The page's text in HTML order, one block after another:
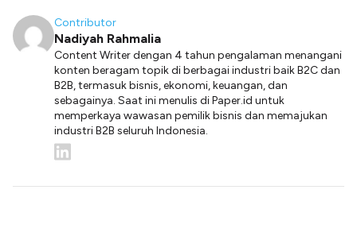
Contributor
Nadiyah Rahmalia
Content Writer dengan 4 tahun pengalaman menangani
konten beragam topik di berbagai industri baik B2C dan
B2B, termasuk bisnis, ekonomi, keuangan, dan
sebagainya. Saat ini menulis di Paper.id untuk
memperkaya wawasan pemilik bisnis dan memajukan
industri B2B seluruh Indonesia.